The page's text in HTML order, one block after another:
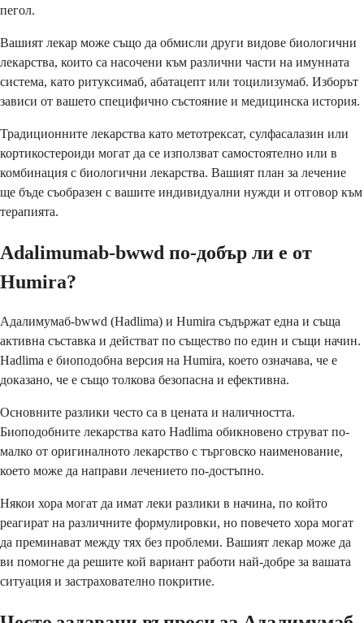
пегол.
Вашият лекар може също да обмисли други видове биологични
лекарства, които са насочени към различни части на имунната
система, като ритуксимаб, абатацепт или тоцилизумаб. Изборът
зависи от вашето специфично състояние и медицинска история.
Традиционните лекарства като метотрексат, сулфасалазин или
кортикостероиди могат да се използват самостоятелно или в
комбинация с биологични лекарства. Вашият план за лечение
ще бъде съобразен с вашите индивидуални нужди и отговор към
терапията.
Adalimumab-bwwd по-добър ли е от
Humira?
Адалимумаб-bwwd (Hadlima) и Humira съдържат една и съща
активна съставка и действат по същество по един и същи начин.
Hadlima е биоподобна версия на Humira, което означава, че е
доказано, че е също толкова безопасна и ефективна.
Основните разлики често са в цената и наличността.
Биоподобните лекарства като Hadlima обикновено струват по-
малко от оригиналното лекарство с търговско наименование,
което може да направи лечението по-достъпно.
Някои хора могат да имат леки разлики в начина, по който
реагират на различните формулировки, но повечето хора могат
да преминават между тях без проблеми. Вашият лекар може да
ви помогне да решите кой вариант работи най-добре за вашата
ситуация и застрахователно покритие.